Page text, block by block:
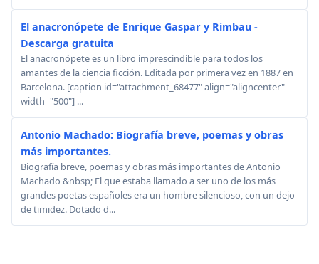
El anacronópete de Enrique Gaspar y Rimbau -
Descarga gratuita
El anacronópete es un libro imprescindible para todos los
amantes de la ciencia ficción. Editada por primera vez en 1887 en
Barcelona. [caption id="attachment_68477" align="aligncenter"
width="500"] ...
Antonio Machado: Biografía breve, poemas y obras
más importantes.
Biografía breve, poemas y obras más importantes de Antonio
Machado &nbsp; El que estaba llamado a ser uno de los más
grandes poetas españoles era un hombre silencioso, con un dejo
de timidez. Dotado d...